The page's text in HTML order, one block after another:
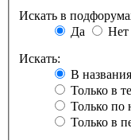
Искать в
Да
Нет
Искать:
В
Только в
Только по
Только в